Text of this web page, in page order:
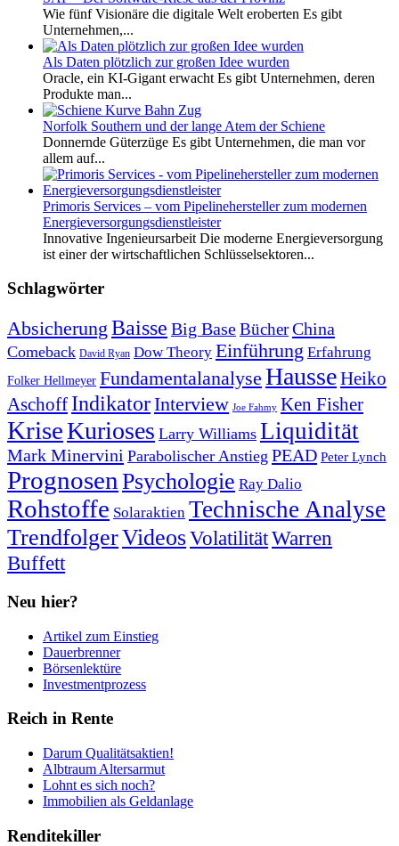
Wie fünf Visionäre die digitale Welt eroberten Es gibt
Unternehmen,...
Als Daten plötzlich zur großen Idee wurden
Oracle, ein KI-Gigant erwacht Es gibt Unternehmen, deren
Produkte man...
Norfolk Southern und der lange Atem der Schiene
Donnernde Güterzüge Es gibt Unternehmen, die man vor
allem auf...
Primoris Services – vom Pipelinehersteller zum modernen
Energieversorgungsdienstleister
Innovative Ingenieursarbeit Die moderne Energieversorgung
ist einer der wirtschaftlichen Schlüsselsektoren...
Schlagwörter
Absicherung Baisse Big BaseBücherChina
Comeback David Ryan Dow Theory Einführung Erfahrung
Folker Hellmeyer Fundamentalanalyse HausseHeiko
Aschoff IndikatorInterview Joe Fahmy Ken Fisher
KriseKurioses Larry Williams Liquidität
Mark Minervini Parabolischer Anstieg PEAD Peter Lynch
Prognosen Psychologie Ray Dalio
Rohstoffe Solaraktien Technische Analyse
TrendfolgerVideosVolatilitätWarren
Buffett
Neu hier?
Artikel zum Einstieg
Dauerbrenner
Börsenlektüre
Investmentprozess
Reich in Rente
Darum Qualitätsaktien!
Albtraum Altersarmut
Lohnt es sich noch?
Immobilien als Geldanlage
Renditekiller